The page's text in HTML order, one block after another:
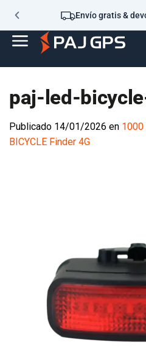
Envío gratis &
paj-led-
Publicado 14/01/2026 en 1000
BICYCLE Finder 4G